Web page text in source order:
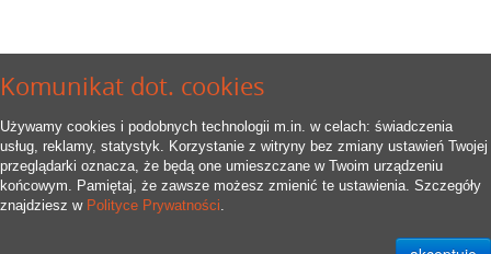
Komunikat dot. cookies
Używamy cookies i podobnych technologii m.in. w celach: świadczenia
usług, reklamy, statystyk. Korzystanie z witryny bez zmiany ustawień Twojej
przeglądarki oznacza, że będą one umieszczane w Twoim urządzeniu
końcowym. Pamiętaj, że zawsze możesz zmienić te ustawienia. Szczegóły
znajdziesz w Polityce Prywatności.